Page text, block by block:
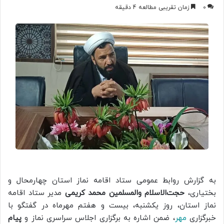
0 زمان تقریبی مطالعه 4 دقیقه
به گزارش روابط عمومی ستاد اقامه نماز استان چهارمحال و
بختیاری، حجت‌الاسلام والمسلمین محمد کریمی مدیر ستاد اقامه
نماز استان، روز یکشنبه، بیست و هفتم مهرماه در گفتگو با
خبرگزاری مهر، ضمن اشاره به برگزاری اجلاس سراسری نماز و پیام